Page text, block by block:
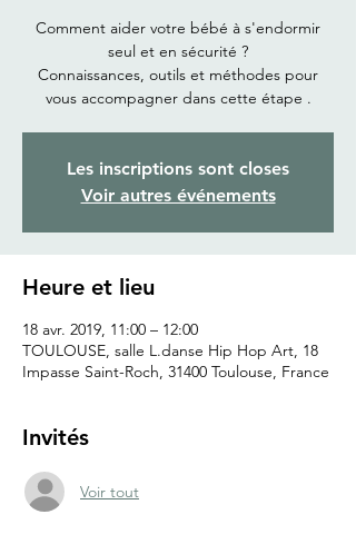
Comment aider votre bébé à s'endormir
seul et en sécurité ?
Connaissances, outils et méthodes pour
Les inscriptions sont closes
Voir autres événements
Heure et lieu
18 avr. 2019, 11:00 – 12:00
TOULOUSE, salle L.danse Hip Hop Art, 18
Impasse Saint-Roch, 31400 Toulouse, France
Invités
Voir tout